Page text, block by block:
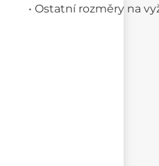
• Ostatní rozměry na